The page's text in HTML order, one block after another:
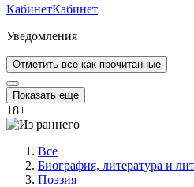
КабинетКабинет
Уведомления
Отметить все как прочитанные
Показать ещё
18+
Все
Биография, литература и
Поэзия